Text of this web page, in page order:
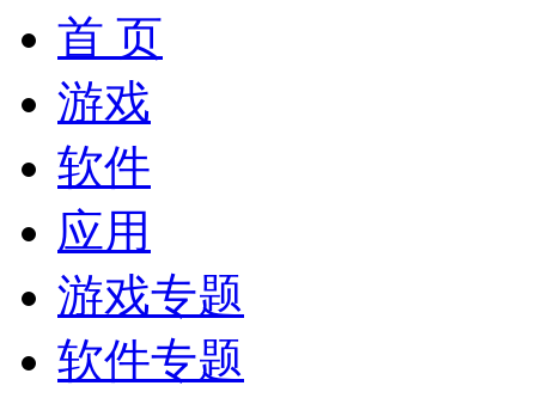
首 页
游戏
软件
应用
游戏专题
软件专题